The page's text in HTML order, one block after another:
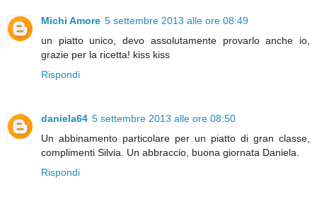
Michi Amore 5 settembre 2013 alle ore 08:49
un piatto unico, devo assolutamente provarlo anche io,
grazie per la ricetta! kiss kiss
Rispondi
daniela64 5 settembre 2013 alle ore 08:50
Un abbinamento particolare per un piatto di gran classe,
complimenti Silvia. Un abbraccio, buona giornata Daniela.
Rispondi